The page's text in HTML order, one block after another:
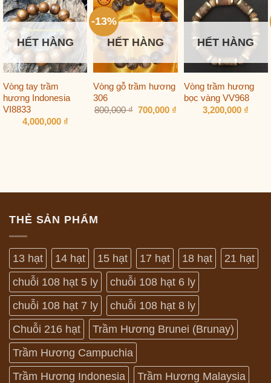
HẾT HÀNG
Vòng tay trầm
hương Indonesia
VI8833
4,000,000 ₫
-13%
HẾT HÀNG
Vòng gỗ trầm hương
306
800,000₫ Giá
700,000 ₫
HẾT HÀNG
Vòng trầm hương
bọc vàng VV968
3,200,000 ₫
THẺ SẢN PHẨM
13 hạt 14 hạt 15 hạt 17 hạt 18 hạt
21 hạt
chuỗi 108 hạt 5 ly
chuỗi 108 hạt 6 ly
chuỗi 108 hạt 7 ly
chuỗi 108 hạt 8 ly
Chuỗi 216 hạt
Trầm Hương Brunei (Brunay)
Trầm Hương Campuchia
Trầm Hương Indonesia
Trầm Hương Malaysia